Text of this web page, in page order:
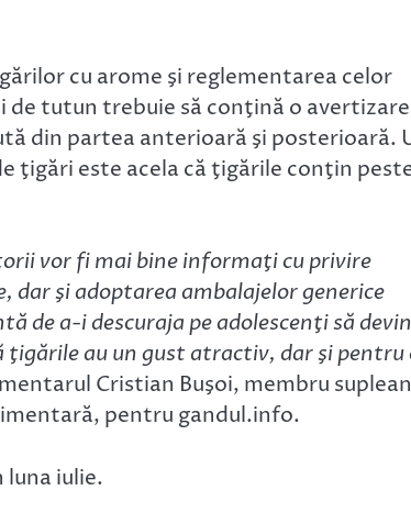
cu arome şi reglementarea celor
de tutun trebuie să conţină o avertizare
din partea anterioară şi posterioară.
ţigări este acela că ţigările conţin
vor fi mai bine informaţi cu privire
dar şi adoptarea ambalajelor generice
de a-i descuraja pe adolescenţi să
au un gust atractiv, dar şi pentru
Cristian Buşoi, membru
pentru gandul.info.
luna iulie.